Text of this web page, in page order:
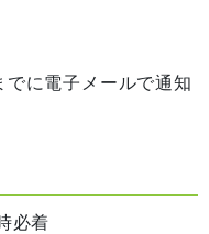
電子メールで通知
必着